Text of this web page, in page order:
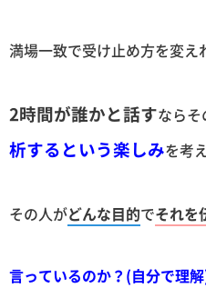
満場一致で受け止め方を
2時間が誰かと話すならそ
析するという楽しみを考
その人がどんな目的でそれを
言っているのか？(自分で理